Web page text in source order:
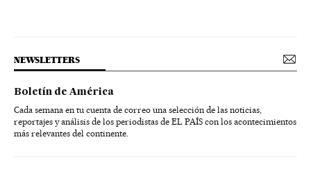
NEWSLETTERS
Boletín de América
Cada semana en tu cuenta de correo una selección de las noticias,
reportajes y análisis de los periodistas de EL PAÍS con los acontecimientos
más relevantes del continente.